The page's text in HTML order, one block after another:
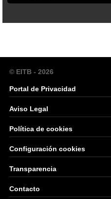
© EITB - 2026
Portal de Privacidad
Aviso Legal
Política de cookies
Configuración cookies
Transparencia
Contacto